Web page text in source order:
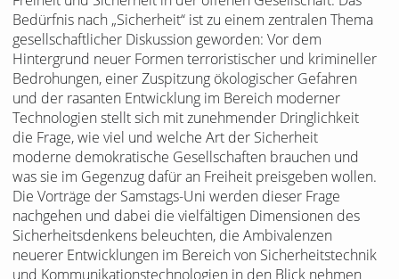
Bedürfnis nach „Sicherheit“ ist zu einem zentralen Thema
gesellschaftlicher Diskussion geworden: Vor dem
Hintergrund neuer Formen terroristischer und krimineller
Bedrohungen, einer Zuspitzung ökologischer Gefahren
und der rasanten Entwicklung im Bereich moderner
Technologien stellt sich mit zunehmender Dringlichkeit
die Frage, wie viel und welche Art der Sicherheit
moderne demokratische Gesellschaften brauchen und
was sie im Gegenzug dafür an Freiheit preisgeben wollen.
Die Vorträge der Samstags-Uni werden dieser Frage
nachgehen und dabei die vielfältigen Dimensionen des
Sicherheitsdenkens beleuchten, die Ambivalenzen
neuerer Entwicklungen im Bereich von Sicherheitstechnik
und Kommunikationstechnologien in den Blick nehmen